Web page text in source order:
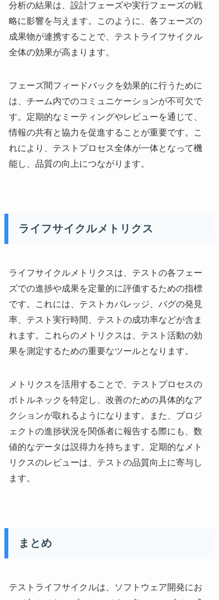
分析の結果は、設計フェーズや実行フェーズの戦
略に影響を与えます。このように、各フェーズの
成果物が連携することで、テストライフサイクル
全体の効果が高まります。
フェーズ間フィードバックを効果的に行うために
は、チーム内でのコミュニケーションが不可欠で
す。定期的なミーティングやレビューを通じて、
情報の共有と協力を促進することが重要です。こ
れにより、テストプロセス全体が一体となって機
能し、品質の向上につながります。
ライフサイクルメトリクス
ライフサイクルメトリクスは、テストの各フェー
ズでの進捗や成果を定量的に評価するための指標
です。これには、テストカバレッジ、バグの発見
率、テスト実行時間、テストの成功率などが含ま
れます。これらのメトリクスは、テスト活動の効
果を測定するための重要なツールとなります。
メトリクスを活用することで、テストプロセスの
ボトルネックを特定し、改善のための具体的なア
クションが取れるようになります。また、プロジ
ェクトの進捗状況を関係者に報告する際にも、数
値的なデータは説得力を持ちます。定期的なメト
リクスのレビューは、テストの品質向上に寄与し
ます。
まとめ
テストライフサイクルは、ソフトウェア開発にお